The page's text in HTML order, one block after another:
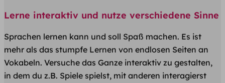
Lerne interaktiv und nutze verschiedene Sinne
Sprachen lernen kann und soll Spaß machen. Es ist
mehr als das stumpfe Lernen von endlosen Seiten an
Vokabeln. Versuche das Ganze interaktiv zu gestalten,
in dem du z.B. Spiele spielst, mit anderen interagierst